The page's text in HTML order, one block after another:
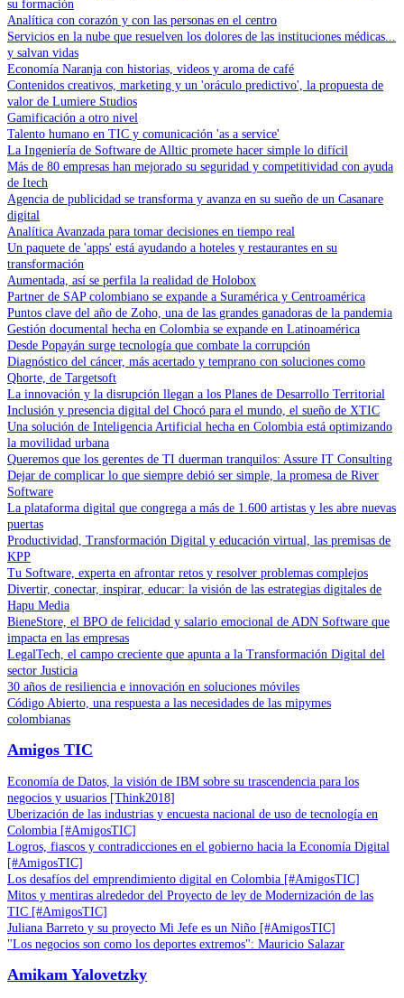
su formación
Analítica con corazón y con las personas en el centro
Servicios en la nube que resuelven los dolores de las instituciones médicas...
y salvan vidas
Economía Naranja con historias, videos y aroma de café
Contenidos creativos, marketing y un 'oráculo predictivo', la propuesta de
valor de Lumiere Studios
Gamificación a otro nivel
Talento humano en TIC y comunicación 'as a service'
La Ingeniería de Software de Alltic promete hacer simple lo difícil
Más de 80 empresas han mejorado su seguridad y competitividad con ayuda
de Itech
Agencia de publicidad se transforma y avanza en su sueño de un Casanare
digital
Analítica Avanzada para tomar decisiones en tiempo real
Un paquete de 'apps' está ayudando a hoteles y restaurantes en su
transformación
Aumentada, así se perfila la realidad de Holobox
Partner de SAP colombiano se expande a Suramérica y Centroamérica
Puntos clave del año de Zoho, una de las grandes ganadoras de la pandemia
Gestión documental hecha en Colombia se expande en Latinoamérica
Desde Popayán surge tecnología que combate la corrupción
Diagnóstico del cáncer, más acertado y temprano con soluciones como
Qhorte, de Targetsoft
La innovación y la disrupción llegan a los Planes de Desarrollo Territorial
Inclusión y presencia digital del Chocó para el mundo, el sueño de XTIC
Una solución de Inteligencia Artificial hecha en Colombia está optimizando
la movilidad urbana
Queremos que los gerentes de TI duerman tranquilos: Assure IT Consulting
Dejar de complicar lo que siempre debió ser simple, la promesa de River
Software
La plataforma digital que congrega a más de 1.600 artistas y les abre nuevas
puertas
Productividad, Transformación Digital y educación virtual, las premisas de
KPP
Tu Software, experta en afrontar retos y resolver problemas complejos
Divertir, conectar, inspirar, educar: la visión de las estrategias digitales de
Hapu Media
BieneStore, el BPO de felicidad y salario emocional de ADN Software que
impacta en las empresas
LegalTech, el campo creciente que apunta a la Transformación Digital del
sector Justicia
30 años de resiliencia e innovación en soluciones móviles
Código Abierto, una respuesta a las necesidades de las mipymes
colombianas
Amigos TIC
Economía de Datos, la visión de IBM sobre su trascendencia para los
negocios y usuarios [Think2018]
Uberización de las industrias y encuesta nacional de uso de tecnología en
Colombia [#AmigosTIC]
Logros, fiascos y contradicciones en el gobierno hacia la Economía Digital
[#AmigosTIC]
Los desafíos del emprendimiento digital en Colombia [#AmigosTIC]
Mitos y mentiras alrededor del Proyecto de ley de Modernización de las
TIC [#AmigosTIC]
Juliana Barreto y su proyecto Mi Jefe es un Niño [#AmigosTIC]
"Los negocios son como los deportes extremos": Mauricio Salazar
Amikam Yalovetzky